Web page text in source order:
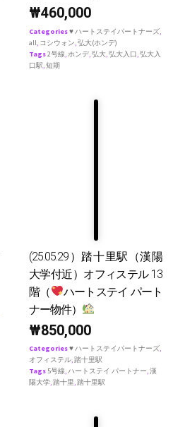
₩460,000
Categories♥ ハートステイパートナーズ,
all, コシウォン,弘大(ホンデ)
Tags2号線,ホンデ,弘大,弘大入口,弘大入
口駅,短期
(25.05.29）踏十里駅（漢陽
大学付近）オフィステル 13
階（
ハートステイ パート
ナー物件）
₩850,000
Categories♥ ハートステイパートナーズ,
オフィステル,踏十里駅
Tags 5号線,ハートステイ パートナー,漢
陽大学,踏十里,踏十里駅